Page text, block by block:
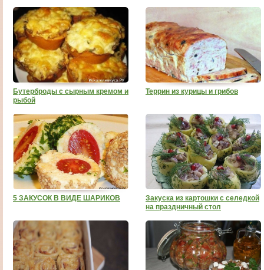
Бутерброды с сырным кремом и
рыбой
Террин из курицы и грибов
5 ЗАКУСОК В ВИДЕ ШАРИКОВ
Закуска из картошки с селедкой
на праздничный стол